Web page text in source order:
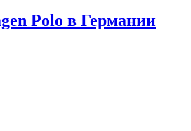
Polo в Германии